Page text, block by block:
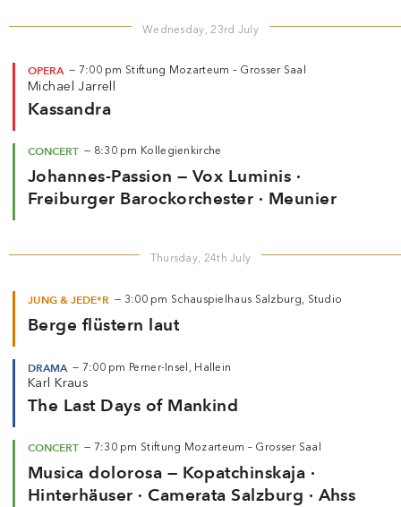
Wednesday, 23rd July
OPERA — 7:00 pm Stiftung Mozarteum – Grosser Saal
Michael Jarrell
Kassandra
CONCERT — 8:30 pm Kollegienkirche
Johannes-Passion — Vox Luminis ·
Freiburger Barockorchester · Meunier
Thursday, 24th July
JUNG & JEDE*R — 3:00 pm Schauspielhaus Salzburg, Studio
Berge flüstern laut
DRAMA — 7:00 pm Perner-Insel, Hallein
Karl Kraus
The Last Days of Mankind
CONCERT — 7:30 pm Stiftung Mozarteum – Grosser Saal
Musica dolorosa — Kopatchinskaja ·
Hinterhäuser · Camerata Salzburg · Ahss